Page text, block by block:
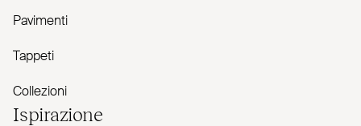
Pavimenti
Tappeti
Collezioni
Ispirazione